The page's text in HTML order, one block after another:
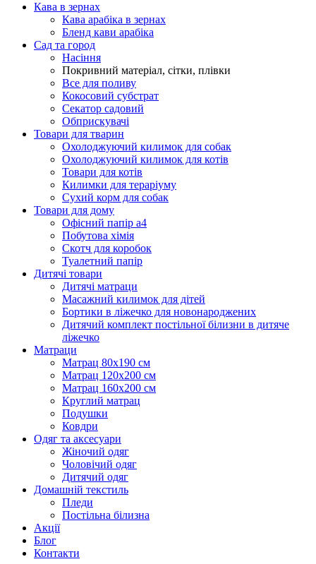
Кава в зернах
Кава арабіка в зернах
Бленд кави арабіка
Сад та город
Насіння
Покривний матеріал, сітки, плівки
Все для поливу
Кокосовий субстрат
Секатор садовий
Обприскувачі
Товари для тварин
Охолоджуючий килимок для собак
Охолоджуючий килимок для котів
Товари для котів
Килимки для тераріуму
Сухий корм для собак
Товари для дому
Офісний папір а4
Побутова хімія
Скотч для коробок
Туалетний папір
Дитячі товари
Дитячі матраци
Масажний килимок для дітей
Бортики в ліжечко для новонароджених
Дитячий комплект постільної білизни в дитяче
ліжечко
Матраци
Матрац 80х190 см
Матрац 120х200 см
Матрац 160х200 см
Круглий матрац
Подушки
Ковдри
Одяг та аксесуари
Жіночий одяг
Чоловічий одяг
Дитячий одяг
Домашній текстиль
Пледи
Постільна білизна
Акції
Блог
Контакти